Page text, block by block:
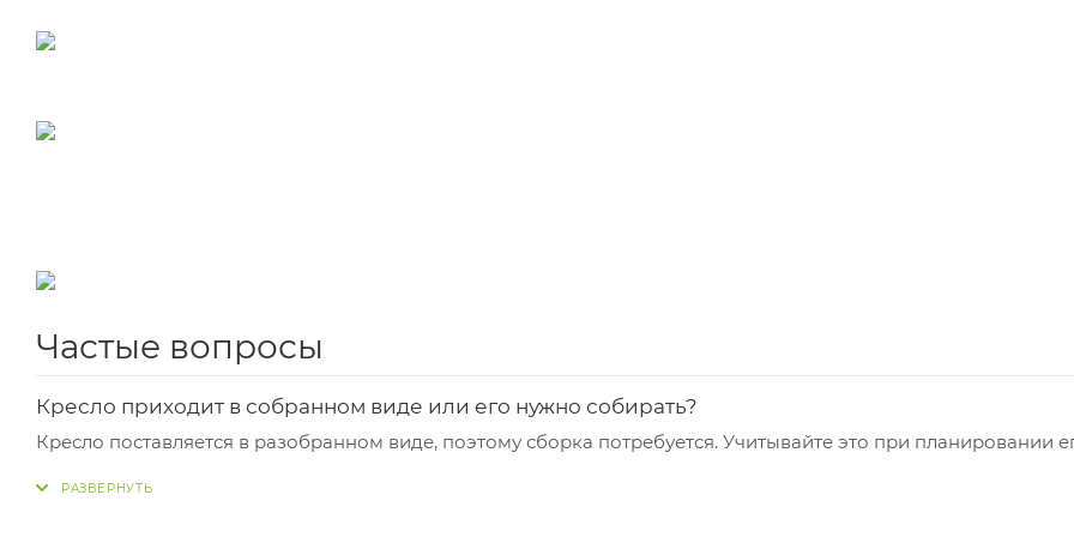
Частые вопросы
Кресло приходит в собранном виде или его нужно собирать?
Кресло поставляется в разобранном виде, поэтому сборка потребуется. Учитывайте это при планировании